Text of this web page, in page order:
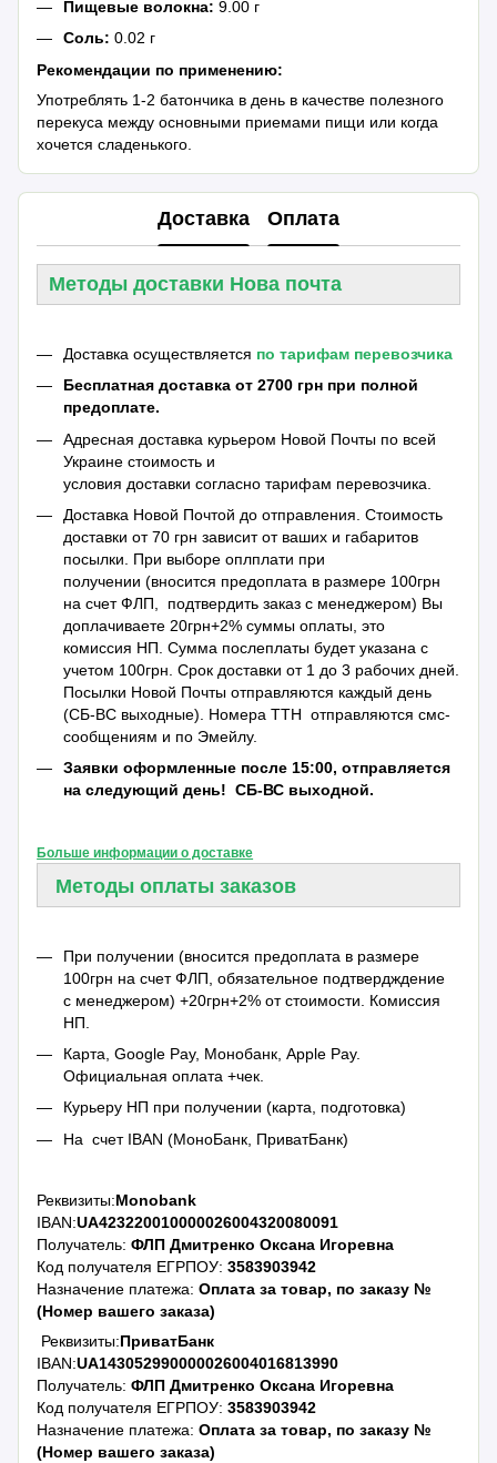
Пищевые волокна: 9.00 г
Соль: 0.02 г
Рекомендации по применению:
Употреблять 1-2 батончика в день в качестве полезного
перекуса между основными приемами пищи или когда
хочется сладенького.
Доставка Оплата
Методы доставки Нова почта
Доставка осуществляется по тарифам перевозчика
Бесплатная доставка от 2700 грн при полной
предоплате.
Адресная доставка курьером Новой Почты по всей
Украине стоимость и
условия доставки согласно тарифам перевозчика.
Доставка Новой Почтой до отправления. Стоимость
доставки от 70 грн зависит от ваших и габаритов
посылки. При выборе оплплати при
получении (вносится предоплата в размере 100грн
на счет ФЛП, подтвердить заказ с менеджером) Вы
доплачиваете 20грн+2% суммы оплаты, это
комиссия НП. Сумма послеплаты будет указана с
учетом 100грн. Срок доставки от 1 до 3 рабочих дней.
Посылки Новой Почты отправляются каждый день
(СБ-ВС выходные). Номера ТТН отправляются смс-
сообщениям и по Эмейлу.
Заявки оформленные после 15:00, отправляется
на следующий день! СБ-ВС выходной.
Больше информации о доставке
Методы оплаты заказов
При получении (вносится предоплата в размере
100грн на счет ФЛП, обязательное подтвердждение
с менеджером) +20грн+2% от стоимости. Комиссия
НП.
Карта, Google Pay, Монобанк, Apple Pay.
Официальная оплата +чек.
Курьеру НП при получении (карта, подготовка)
На счет IBAN (МоноБанк, ПриватБанк)
Реквизиты:Monobank
IBAN:UA423220010000026004320080091
Получатель:ФЛП Дмитренко Оксана Игоревна
Код получателя ЕГРПОУ:3583903942
Назначение платежа:Оплата за товар, по заказу №
(Номер вашего заказа)
Реквизиты:ПриватБанк
IBAN:UA143052990000026004016813990
Получатель: ФЛП Дмитренко Оксана Игоревна
Код получателя ЕГРПОУ:3583903942
Назначение платежа:Оплата за товар, по заказу №
(Номер вашего заказа)